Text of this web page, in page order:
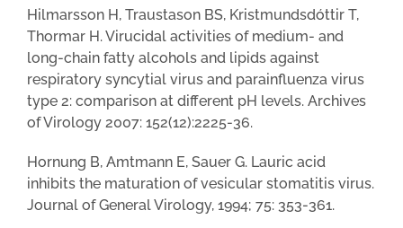
Hilmarsson H, Traustason BS, Kristmundsdóttir T,
Thormar H. Virucidal activities of medium- and
long-chain fatty alcohols and lipids against
respiratory syncytial virus and parainfluenza virus
type 2: comparison at different pH levels. Archives
of Virology 2007: 152(12):2225-36.
Hornung B, Amtmann E, Sauer G. Lauric acid
inhibits the maturation of vesicular stomatitis virus.
Journal of General Virology, 1994; 75: 353-361.